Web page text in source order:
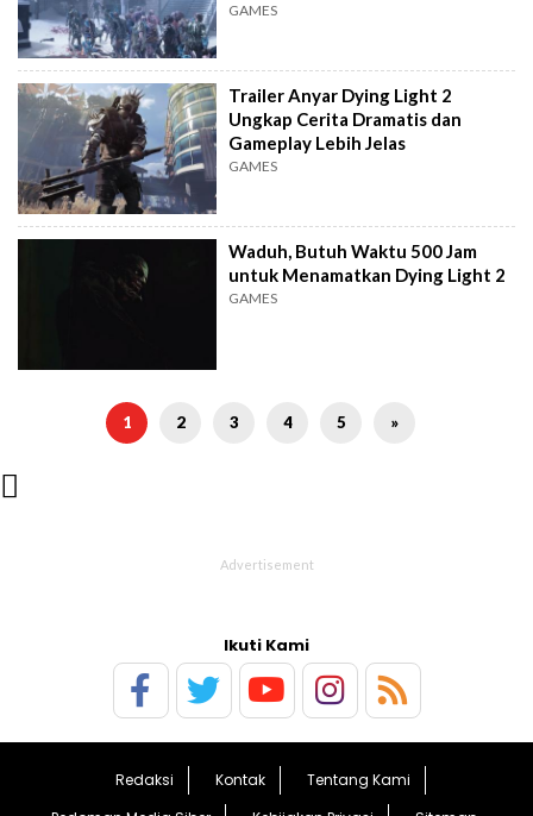
GAMES
Trailer Anyar Dying Light 2
Ungkap Cerita Dramatis dan
Gameplay Lebih Jelas
GAMES
Waduh, Butuh Waktu 500 Jam
untuk Menamatkan Dying Light 2
GAMES
1 2 3 4 5 »

Ikuti Kami
Redaksi Kontak
Tentang Kami